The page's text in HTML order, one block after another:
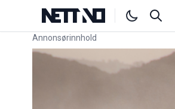
Annonsørinnhold
Link for annonse